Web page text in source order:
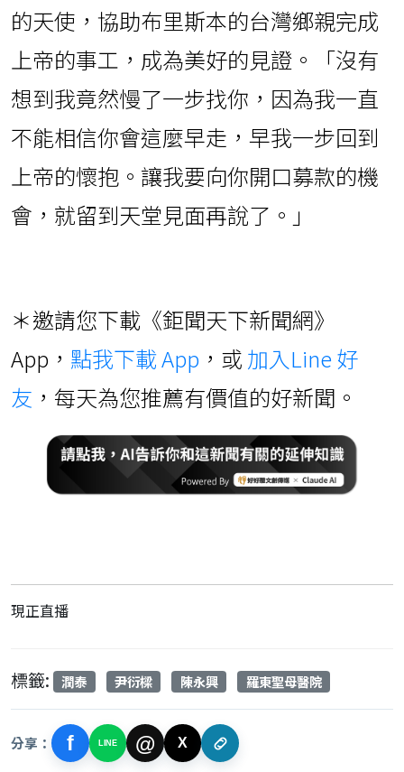
的天使，協助布里斯本的台灣鄉親完成
上帝的事工，成為美好的見證。「沒有
想到我竟然慢了一步找你，因為我一直
不能相信你會這麼早走，早我一步回到
上帝的懷抱。讓我要向你開口募款的機
會，就留到天堂見面再說了。」
＊邀請您下載《鉅聞天下新聞網》
App， 點我下載 App ，或 加入Line 好
友 ，每天為您推薦有價值的好新聞。
現正直播
標籤: 潤泰 尹衍樑 陳永興 羅東聖母醫院
分享： f LINE @ X